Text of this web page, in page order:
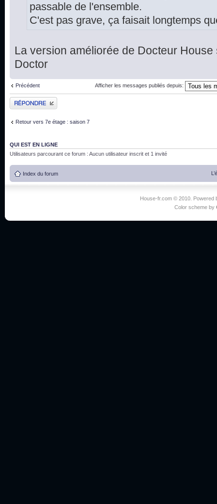
passable de l'ensemble.
C'est pas grave, ça faisait longtemps
La version améliorée de Docteur
Doctor
Précédent Afficher les messages publiés depuis:
Publier une réponse
Retour vers 7e étage : saison 7
QUI EST EN LIGNE
Utilisateurs parcourant ce forum : Aucun utilisateur inscrit et 1 invité
Index du forum
House-fr.com © 2010. Powered
Color scheme by